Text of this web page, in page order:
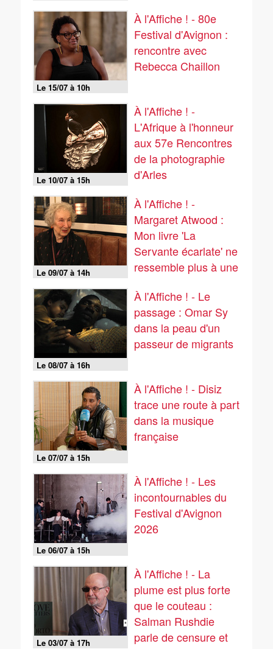
Le 15/07 à 10h
À l'Affiche ! - 80e
Festival d'Avignon :
rencontre avec
Rebecca Chaillon
Le 10/07 à 15h
À l'Affiche ! -
L'Afrique à l'honneur
aux 57e Rencontres
de la photographie
d'Arles
Le 09/07 à 14h
À l'Affiche ! -
Margaret Atwood :
Mon livre 'La
Servante écarlate' ne
ressemble plus à une
Le 08/07 à 16h
À l'Affiche ! - Le
passage : Omar Sy
dans la peau d'un
passeur de migrants
Le 07/07 à 15h
À l'Affiche ! - Disiz
trace une route à part
dans la musique
française
Le 06/07 à 15h
À l'Affiche ! - Les
incontournables du
Festival d'Avignon
2026
Le 03/07 à 17h
À l'Affiche ! - La
plume est plus forte
que le couteau :
Salman Rushdie
parle de censure et